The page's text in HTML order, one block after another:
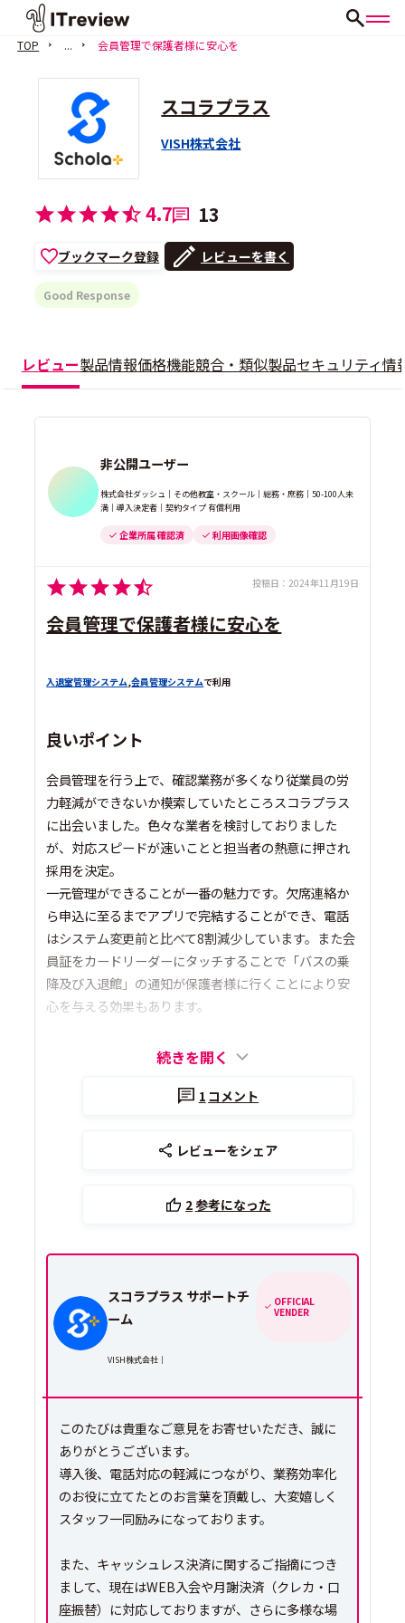
TOP ... 会員管理で保護者様に安心を
スコラプラス
VISH株式会社
4.7 13
ブックマーク登録 レビューを書く
Good Response
レビュー製品情報価格機能競合・類似製品セキュリティ情
非公開ユーザー
株式会社ダッシュ｜その他教室・スクール｜総務・庶務｜50-100人未
満｜導入決定者｜契約タイプ 有償利用
企業所属 確認済 利用画像確認
投稿日： 2024年11月19日
会員管理で保護者様に安心を
入退室管理システム ,会員管理システムで利用
良いポイント
会員管理を行う上で、確認業務が多くなり従業員の労
力軽減ができないか模索していたところスコラプラス
に出会いました。色々な業者を検討しておりました
が、対応スピードが速いことと担当者の熱意に押され
採用を決定。
一元管理ができることが一番の魅力です。欠席連絡か
ら申込に至るまでアプリで完結することができ、電話
はシステム変更前と比べて8割減少しています。また会
員証をカードリーダーにタッチすることで「バスの乗
降及び入退館」の通知が保護者様に行くことにより安
心を与える効果もあります。
続きを開く
1 コメント
レビューをシェア
2参考になった
スコラプラス サポートチ
ーム
OFFICIAL
VENDER
VISH株式会社｜
このたびは貴重なご意見をお寄せいただき、誠に
ありがとうございます。
導入後、電話対応の軽減につながり、業務効率化
のお役に立てたとのお言葉を頂戴し、大変嬉しく
スタッフ一同励みになっております。
また、キャッシュレス決済に関するご指摘につき
まして、現在はWEB入会や月謝決済（クレカ・口
座振替）に対応しておりますが、さらに多様な場